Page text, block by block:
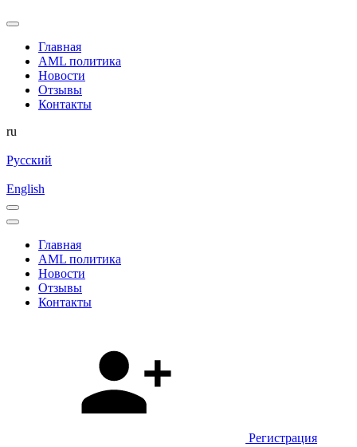
Главная
AML политика
Новости
Отзывы
Контакты
ru
Русский
English
Главная
AML политика
Новости
Отзывы
Контакты
Регистрация